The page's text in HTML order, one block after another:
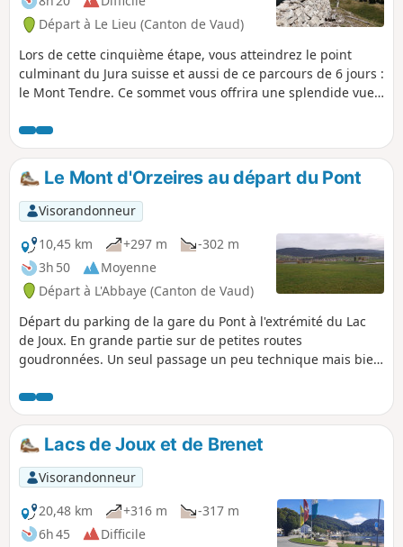
L’itinéraire passe ensuite à proximité du
viaduc du Day, très beau pont en arc
construit en 1925, avant d'arriver au
barrage du Day qui retient les eaux de
l’Orbe, puis à Ballaigues, située sur le
dessus du cours de l’Orbe
Départ à Le Lieu (Canton de Vaud)
Lors de cette cinquième étape, vous atteindrez le point
culminant du Jura suisse et aussi de ce parcours de 6 jours :
le Mont Tendre. Ce sommet vous offrira une splendide vue
observerez aussi les nombreux "murgers" qui s'étendent
sur des kilomètres. Ce sont des murs empierrés construits
pour délimiter les parcelles ou des enclos pour le parcage
d'animaux.
Le Mont d'Orzeires au départ du Pont
Visorandonneur
10,45 km
+297 m
-302 m
3h 50
Moyenne
Départ à L'Abbaye (Canton de Vaud)
Départ du parking de la gare du Pont à l'extrémité du Lac
de Joux. En grande partie sur de petites routes
goudronnées. Un seul passage un peu technique mais bien
Lacs de Joux et de Brenet
Visorandonneur
20,48 km
+316 m
-317 m
6h 45
Difficile